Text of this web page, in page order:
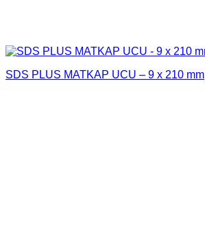
SDS PLUS MATKAP UCU – 9 x 210 mm